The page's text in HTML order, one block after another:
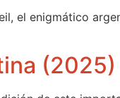
el enigmático
(2025)